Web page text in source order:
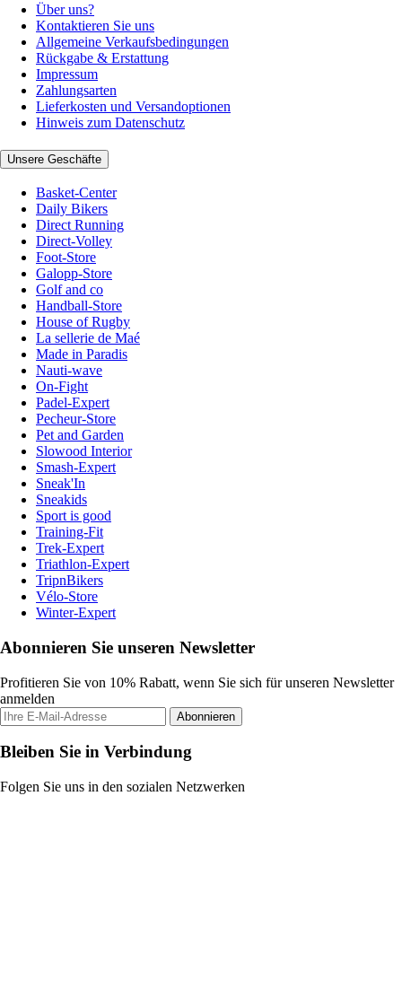
Über uns?
Kontaktieren Sie uns
Allgemeine Verkaufsbedingungen
Rückgabe & Erstattung
Impressum
Zahlungsarten
Lieferkosten und Versandoptionen
Hinweis zum Datenschutz
Unsere Geschäfte
Basket-Center
Daily Bikers
Direct Running
Direct-Volley
Foot-Store
Galopp-Store
Golf and co
Handball-Store
House of Rugby
La sellerie de Maé
Made in Paradis
Nauti-wave
On-Fight
Padel-Expert
Pecheur-Store
Pet and Garden
Slowood Interior
Smash-Expert
Sneak'In
Sneakids
Sport is good
Training-Fit
Trek-Expert
Triathlon-Expert
TripnBikers
Vélo-Store
Winter-Expert
Abonnieren Sie unseren Newsletter
Profitieren Sie von 10% Rabatt, wenn Sie sich für unseren Newsletter
anmelden
Abonnieren
Bleiben Sie in Verbindung
Folgen Sie uns in den sozialen Netzwerken